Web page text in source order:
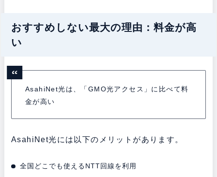
おすすめしない最大の理由：料金が高
い
AsahiNet光は、「GMO光アクセス」に比べて料
金が高い
AsahiNet光には以下のメリットがあります。
全国どこでも使えるNTT回線を利用